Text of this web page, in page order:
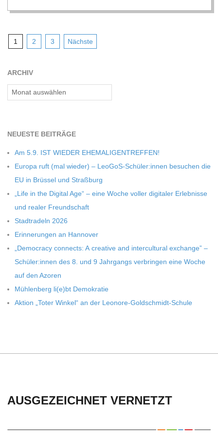
Seitennummerierung
der
1 2 3 Nächste
ARCHIV
Archiv
NEU­ESTE BEITRÄGE
Am 5.9. IST WIEDER EHEMALIGENTREFFEN!
Europa ruft (mal wie­der) – LeoGoS-Schüler:innen besu­chen die
EU in Brüs­sel und Straßburg
„Life in the Digi­tal Age“ – eine Woche vol­ler digi­ta­ler Erleb­nisse
und rea­ler Freundschaft
Stadt­ra­deln 2026
Erin­ne­run­gen an Hannover
„Demo­cracy con­nects: A crea­tive and inter­cul­tu­ral exch­ange” –
Schüler:innen des 8. und 9 Jahr­gangs ver­brin­gen eine Woche
auf den Azoren
Müh­len­berg li(e)bt Demokratie
Aktion „Toter Win­kel“ an der Leonore-Goldschmidt-Schule
AUSGEZEICHNET VERNETZT